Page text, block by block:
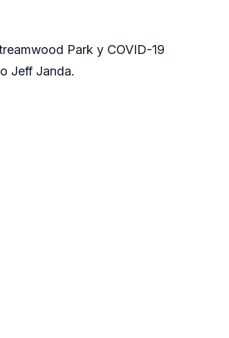
Park y COVID-19
Jeff Janda.